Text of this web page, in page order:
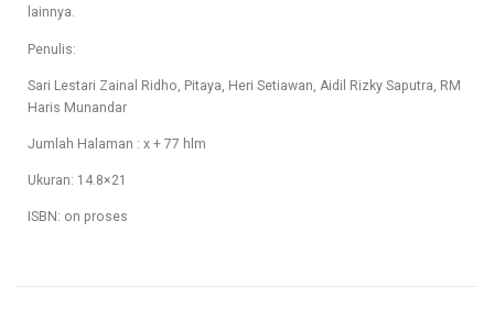
lainnya.
Penulis:
Sari Lestari Zainal Ridho, Pitaya, Heri Setiawan, Aidil Rizky Saputra, RM
Haris Munandar
Jumlah Halaman : x + 77 hlm
Ukuran: 14.8×21
ISBN: on proses